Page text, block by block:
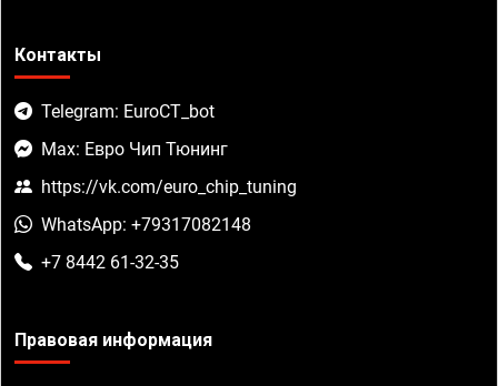
Контакты
Telegram: EuroCT_bot
Max: Евро Чип Тюнинг
https://vk.com/euro_chip_tuning
WhatsApp: +79317082148
+7 8442 61-32-35
Правовая информация